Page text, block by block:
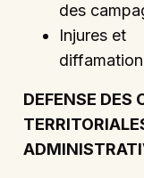
des
Injures et
DEFENSE DES